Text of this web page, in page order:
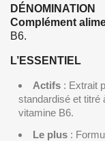
DÉNOMINATION
Complément
B6.
L’ESSENTIEL
Actifs : Extrait
standardisé et titré
vitamine B6.
Le plus :